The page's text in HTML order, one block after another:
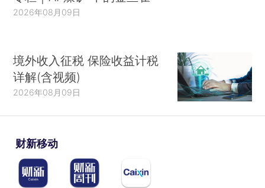
2026年08月09日
境外收入征税 保险收益计税
详解(含视频)
2026年08月09日
财新移动